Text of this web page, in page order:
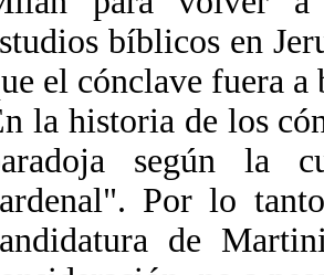
bíblicos en
el cónclave fuera a
la historia de los
según la
Por lo
de